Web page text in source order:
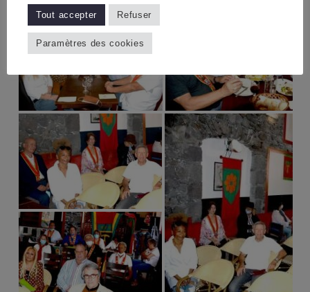
Tout accepter Refuser
Paramètres des cookies